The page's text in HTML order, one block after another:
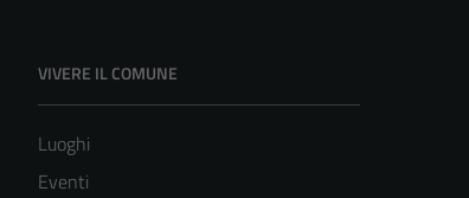
VIVERE IL COMUNE
Luoghi
Eventi